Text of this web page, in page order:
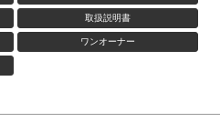
取扱説明書
ワンオーナー